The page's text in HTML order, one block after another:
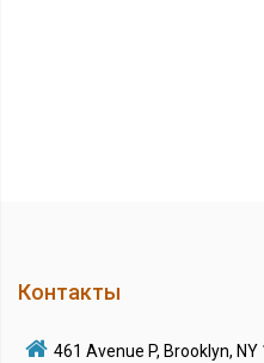
Контакты
461 Avenue P, Brooklyn, NY